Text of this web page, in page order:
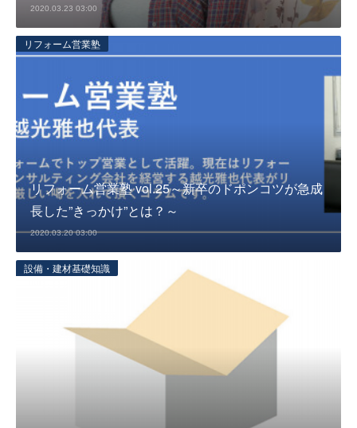
2020.03.23 03:00
リフォーム営業塾
リフォーム営業塾 vol.25～新卒のドポンコツが急成
長した”きっかけ”とは？～
2020.03.20 03:00
設備・建材基礎知識